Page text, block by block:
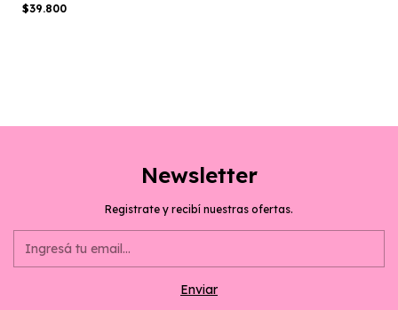
$39.800
Newsletter
Registrate y recibí nuestras ofertas.